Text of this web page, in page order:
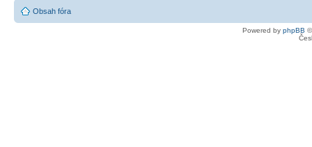
Obsah fóra
Powered by phpBB